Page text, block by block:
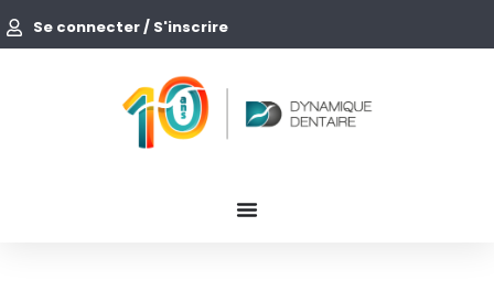
Se connecter / S'inscrire